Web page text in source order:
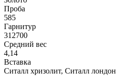
Проба
585
Гарнитур
312700
Средний вес
4,14
Вставка
Ситалл хризолит, Ситалл лондон